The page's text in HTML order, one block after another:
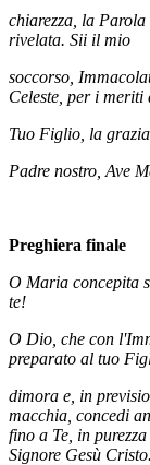
chiarezza, la
rivelata. Sii il mio
soccorso,
Celeste, per i meriti
Tuo Figlio, la
Padre nostro, Ave
Preghiera finale
O Maria concepita
te!
O Dio, che con
preparato al tuo
dimora e, in
macchia, concedi
fino a Te, in
Signore Gesù